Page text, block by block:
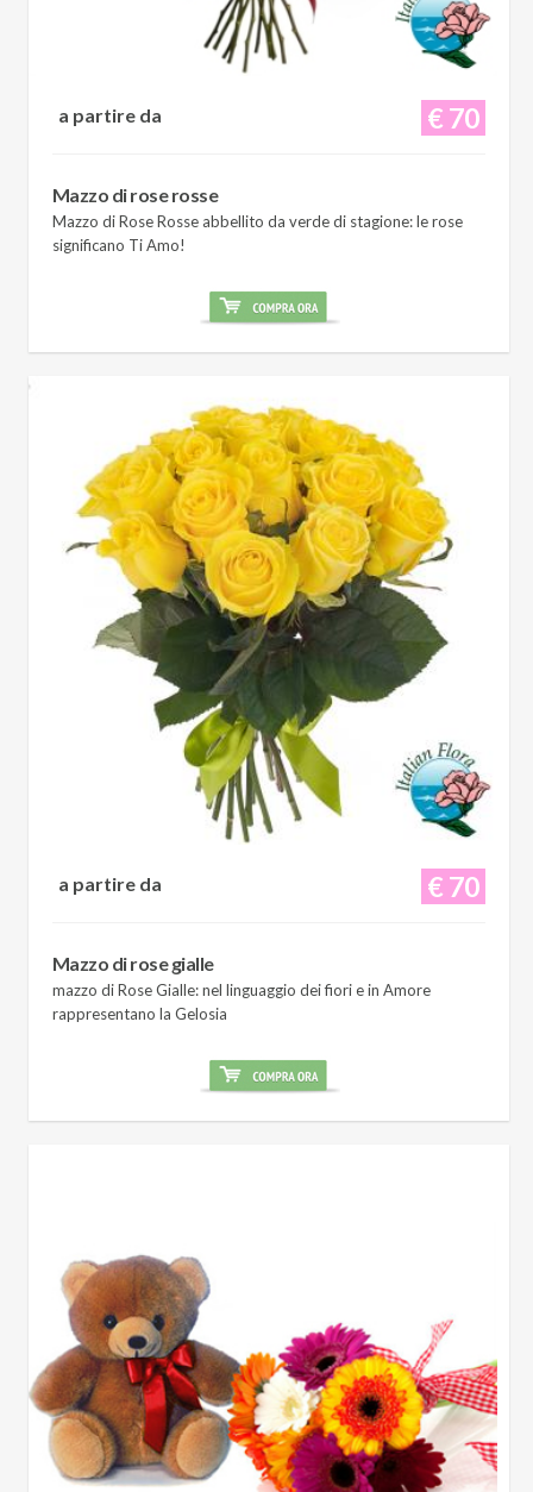
€ 70
a partire da
Mazzo di rose rosse
Mazzo di Rose Rosse abbellito da verde di stagione: le rose
significano Ti Amo!
€ 70
a partire da
Mazzo di rose gialle
mazzo di Rose Gialle: nel linguaggio dei fiori e in Amore
rappresentano la Gelosia